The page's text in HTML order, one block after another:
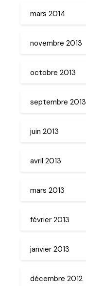
mars 2014
novembre 2013
octobre 2013
septembre 2013
juin 2013
avril 2013
mars 2013
février 2013
janvier 2013
décembre 2012